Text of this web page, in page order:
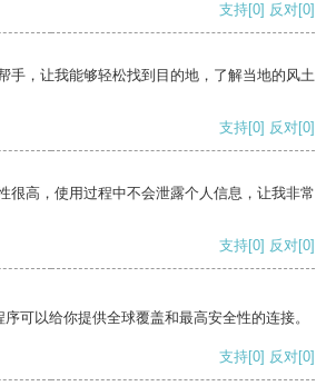
支持[0] 反对[0]
手，让我能够轻松找到目的地，了解当地的风土
支持[0] 反对[0]
很高，使用过程中不会泄露个人信息，让我非常
支持[0] 反对[0]
可以给你提供全球覆盖和最高安全性的连接。
支持[0] 反对[0]